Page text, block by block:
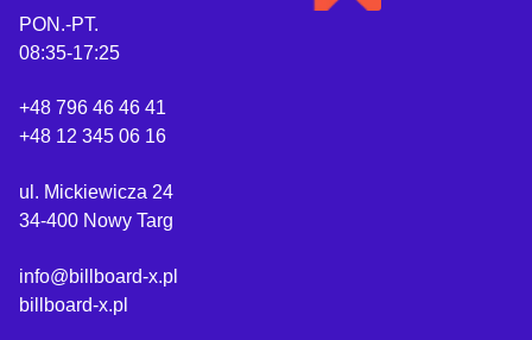
PON.-PT.
08:35-17:25
+48 796 46 46 41
+48 12 345 06 16
ul. Mickiewicza 24
34-400 Nowy Targ
info@billboard-x.pl
billboard-x.pl